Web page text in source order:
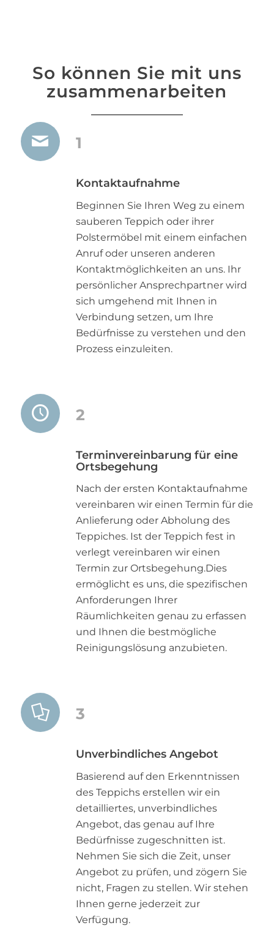
So können Sie mit uns
zusammenarbeiten
1
Kontaktaufnahme
Beginnen Sie Ihren Weg zu einem
sauberen Teppich oder ihrer
Polstermöbel mit einem einfachen
Anruf oder unseren anderen
Kontaktmöglichkeiten an uns. Ihr
persönlicher Ansprechpartner wird
sich umgehend mit Ihnen in
Verbindung setzen, um Ihre
Bedürfnisse zu verstehen und den
Prozess einzuleiten.
2
Terminvereinbarung für eine
Ortsbegehung
Nach der ersten Kontaktaufnahme
vereinbaren wir einen Termin für die
Anlieferung oder Abholung des
Teppiches. Ist der Teppich fest in
verlegt vereinbaren wir einen
Termin zur Ortsbegehung.Dies
ermöglicht es uns, die spezifischen
Anforderungen Ihrer
Räumlichkeiten genau zu erfassen
und Ihnen die bestmögliche
Reinigungslösung anzubieten.
3
Unverbindliches Angebot
Basierend auf den Erkenntnissen
des Teppichs erstellen wir ein
detailliertes, unverbindliches
Angebot, das genau auf Ihre
Bedürfnisse zugeschnitten ist.
Nehmen Sie sich die Zeit, unser
Angebot zu prüfen, und zögern Sie
nicht, Fragen zu stellen. Wir stehen
Ihnen gerne jederzeit zur
Verfügung.